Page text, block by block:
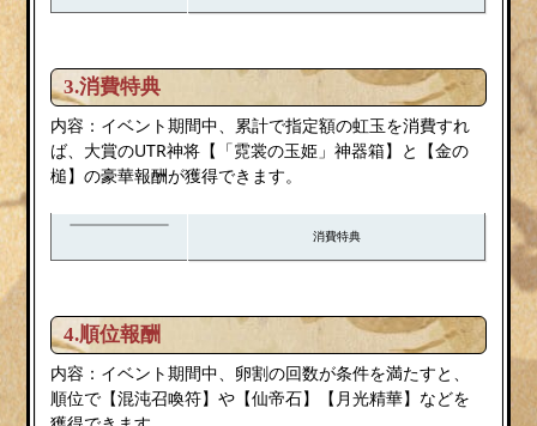
3.消費特典
内容：イベント期間中、累計で指定額の虹玉を消費すれ
ば、大賞のUTR神将【「霓裳の玉姫」神器箱】と【金の
槌】の豪華報酬が獲得できます。
消費特典
4.順位報酬
内容：イベント期間中、卵割の回数が条件を満たすと、
順位で【混沌召喚符】や【仙帝石】【月光精華】などを